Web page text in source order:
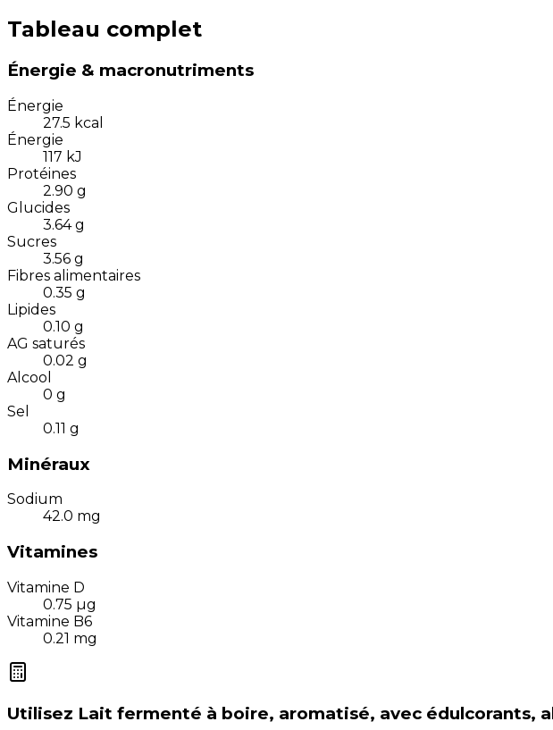
Tableau complet
Énergie & macronutriments
Énergie
27.5 kcal
Énergie
117 kJ
Protéines
2.90 g
Glucides
3.64 g
Sucres
3.56 g
Fibres alimentaires
0.35 g
Lipides
0.10 g
AG saturés
0.02 g
Alcool
0 g
Sel
0.11 g
Minéraux
Sodium
42.0 mg
Vitamines
Vitamine D
0.75 µg
Vitamine B6
0.21 mg
Utilisez Lait fermenté à boire, aromatisé, avec édulcorants,